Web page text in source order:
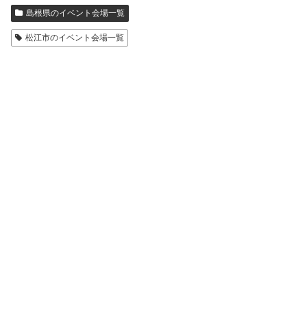
島根県のイベント会場一覧
松江市のイベント会場一覧